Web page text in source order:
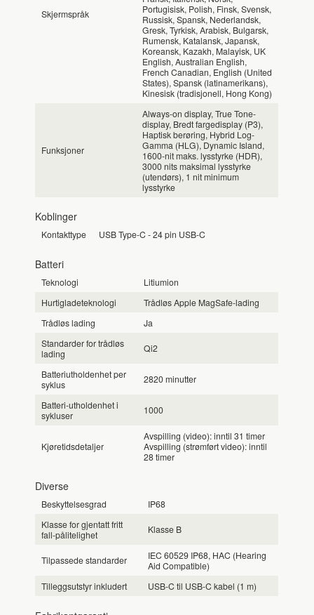
Skjermspråk
Portugisisk, Polish, Finsk, Svensk,
Russisk, Spansk, Nederlandsk,
Gresk, Tyrkisk, Arabisk, Bulgarsk,
Rumensk, Katalansk, Japansk,
Koreansk, Kazakh, Malayisk, UK
English, Australian English,
French Canadian, English (United
States), Spansk (latinamerikans),
Kinesisk (tradisjonell, Hong Kong)
Funksjoner
Always-on display, True Tone-
display, Bredt fargedisplay (P3),
Haptisk berøring, Hybrid Log-
Gamma (HLG), Dynamic Island,
1600-nit maks. lysstyrke (HDR),
3000 nits maksimal lysstyrke
(utendørs), 1 nit minimum
lysstyrke
Koblinger
Kontakttype USB Type-C - 24 pin USB-C
Batteri
Teknologi
Litiumion
Hurtigladeteknologi
Trådløs Apple MagSafe-lading
Trådløs lading
Ja
Standarder for trådløs
lading
Qi2
Batteriutholdenhet per
syklus
2820 minutter
Batteri-utholdenhet i
sykluser
1000
Kjøretidsdetaljer
Avspilling (video): inntil 31 timer
Avspilling (strømført video): inntil
28 timer
Diverse
Beskyttelsesgrad
IP68
Klasse for gjentatt fritt
fall-pålitelighet
Klasse B
Tilpassede standarder
IEC 60529 IP68, HAC (Hearing
Aid Compatible)
Tilleggsutstyr inkludert
USB-C til USB-C kabel (1 m)